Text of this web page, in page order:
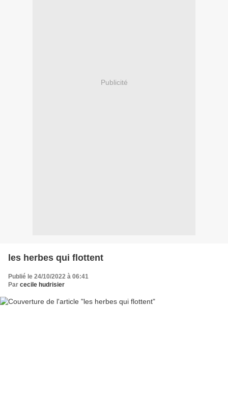
Publicité
les herbes qui flottent
Publié le 24/10/2022 à 06:41
Par cecile hudrisier